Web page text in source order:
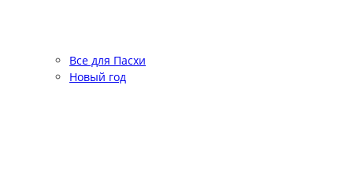
Все для Пасхи
Новый год